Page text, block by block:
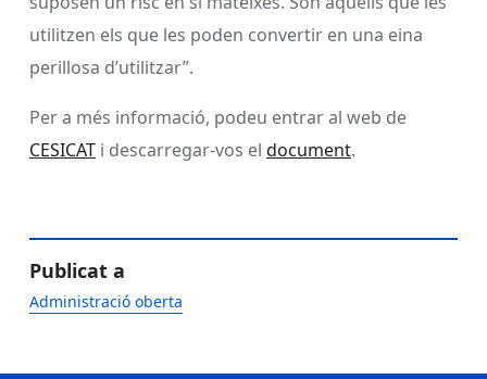
utilitzen els que les poden convertir en una eina
perillosa d’utilitzar”.
Per a més informació, podeu entrar al web de
CESICAT i descarregar-vos el document.
Publicat a
Administració oberta